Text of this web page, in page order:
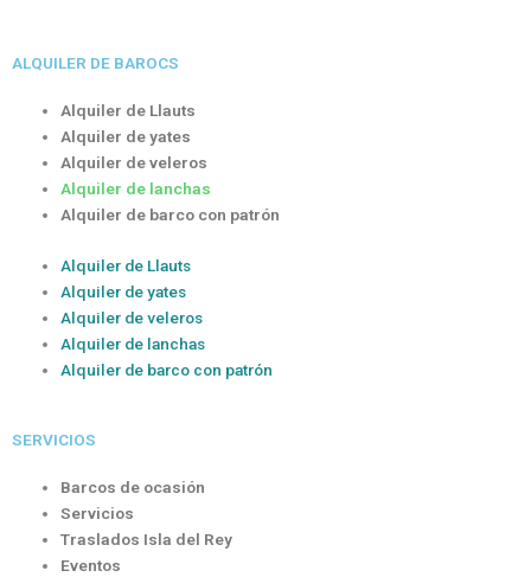
ALQUILER DE BAROCS
Alquiler de Llauts
Alquiler de yates
Alquiler de veleros
Alquiler de lanchas
Alquiler de barco con patrón
Alquiler de Llauts
Alquiler de yates
Alquiler de veleros
Alquiler de lanchas
Alquiler de barco con patrón
SERVICIOS
Barcos de ocasión
Servicios
Traslados Isla del Rey
Eventos